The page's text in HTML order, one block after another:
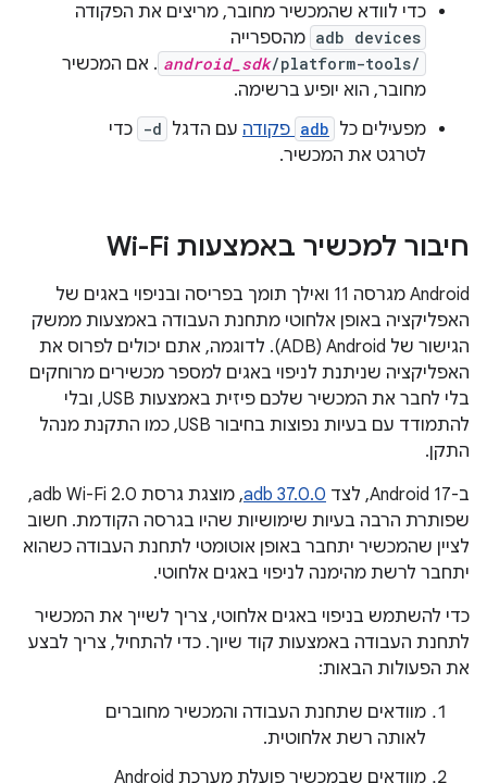
כדי לוודא שהמכשיר מחובר, מריצים את הפקודה
adb devices מהספרייה
android_sdk/platform-tools/
. אם המכשיר
מחובר, הוא יופיע ברשימה.
מפעילים כל adb פקודה עם הדגל -d כדי
לטרגט את המכשיר.
חיבור למכשיר באמצעות Wi-Fi
‫Android מגרסה 11 ואילך תומך בפריסה ובניפוי באגים של
האפליקציה באופן אלחוטי מתחנת העבודה באמצעות ממשק
הגישור של Android‏ (ADB). לדוגמה, אתם יכולים לפרוס את
האפליקציה שניתנת לניפוי באגים למספר מכשירים מרוחקים
בלי לחבר את המכשיר שלכם פיזית באמצעות USB, ובלי
להתמודד עם בעיות נפוצות בחיבור USB, כמו התקנת מנהל
התקן.
ב-Android 17, לצד
adb 37.0.0
, מוצגת גרסת adb Wi-Fi 2.0,
שפותרת הרבה בעיות שימושיות שהיו בגרסה הקודמת. חשוב
לציין שהמכשיר יתחבר באופן אוטומטי לתחנת העבודה כשהוא
יתחבר לרשת מהימנה לניפוי באגים אלחוטי.
כדי להשתמש בניפוי באגים אלחוטי, צריך לשייך את המכשיר
לתחנת העבודה באמצעות קוד שיוך. כדי להתחיל, צריך לבצע
את הפעולות הבאות:
מוודאים שתחנת העבודה והמכשיר מחוברים
לאותה רשת אלחוטית.
מוודאים שבמכשיר פועלת מערכת Android